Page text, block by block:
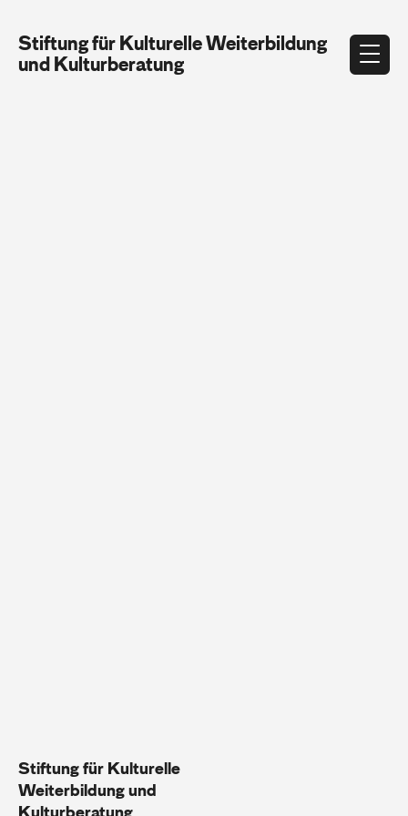
Stiftung für Kulturelle Weiterbildung
und Kulturberatung
Stiftung für Kulturelle
Weiterbildung und
Kulturberatung